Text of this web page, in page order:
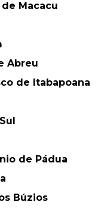
de Macacu
Abreu
de Itabapoana
de Pádua
Búzios